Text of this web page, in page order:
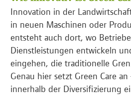
Innovation in der
in neuen Maschinen oder
entsteht auch dort, wo
Dienstleistungen entwickeln
eingehen, die traditionelle
Genau hier setzt Green Care
innerhalb der Diversifizierung